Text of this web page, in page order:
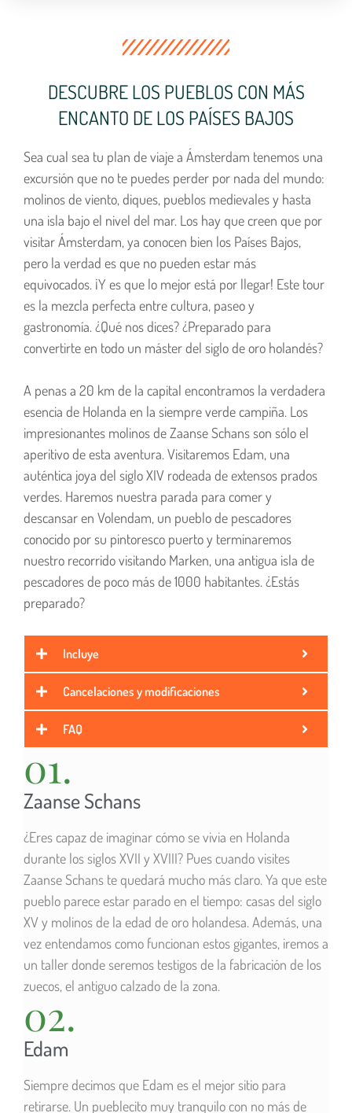
DESCUBRE LOS PUEBLOS CON MÁS
ENCANTO DE LOS PAÍSES BAJOS
Sea cual sea tu plan de viaje a Ámsterdam tenemos una
excursión que no te puedes perder por nada del mundo:
molinos de viento, diques, pueblos medievales y hasta
una isla bajo el nivel del mar. Los hay que creen que por
visitar Ámsterdam, ya conocen bien los Países Bajos,
pero la verdad es que no pueden estar más
equivocados. ¡Y es que lo mejor está por llegar! Este tour
es la mezcla perfecta entre cultura, paseo y
gastronomía. ¿Qué nos dices? ¿Preparado para
convertirte en todo un máster del siglo de oro holandés?
A penas a 20 km de la capital encontramos la verdadera
esencia de Holanda en la siempre verde campiña. Los
impresionantes molinos de Zaanse Schans son sólo el
aperitivo de esta aventura. Visitaremos Edam, una
auténtica joya del siglo XIV rodeada de extensos prados
verdes. Haremos nuestra parada para comer y
descansar en Volendam, un pueblo de pescadores
conocido por su pintoresco puerto y terminaremos
nuestro recorrido visitando Marken, una antigua isla de
pescadores de poco más de 1000 habitantes. ¿Estás
preparado?
Incluye
Cancelaciones y modificaciones
FAQ
01.
Zaanse Schans
¿Eres capaz de imaginar cómo se vivia en Holanda
durante los siglos XVII y XVIII? Pues cuando visites
Zaanse Schans te quedará mucho más claro. Ya que este
pueblo parece estar parado en el tiempo: casas del siglo
XV y molinos de la edad de oro holandesa. Además, una
vez entendamos como funcionan estos gigantes, iremos a
un taller donde seremos testigos de la fabricación de los
zuecos, el antiguo calzado de la zona.
02.
Edam
Siempre decimos que Edam es el mejor sitio para
retirarse. Un pueblecito muy tranquilo con no más de